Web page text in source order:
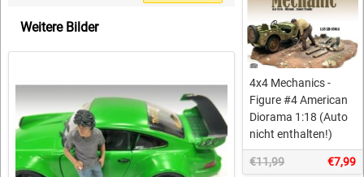
Weitere Bilder
4x4 Mechanics -
Figure #4 American
Diorama 1:18 (Auto
nicht enthalten!)
€11,99 €7,99